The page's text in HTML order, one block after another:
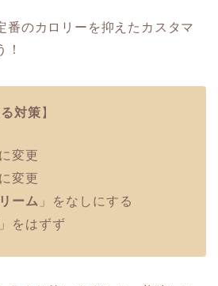
番のカロリーを抑えたカスタマ
！
対策 】
変更
変更
ーム 」をなしにする
」をはずず